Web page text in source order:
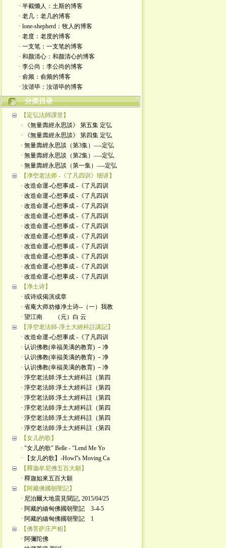
· 半截懒人：土斯的博客
· 老几：老几的博客
· lone-shepherd：牧人的博客
· 老度：老度的博客
· 一支笔：一支笔的博客
· 和颜清心：和颜清心的博客
· 李公尚：李公尚的博客
· 俞频：俞频的博客
· 汝谐毕：汝谐毕的博客
分类目录
【定弘法師課堂】
· 《無量壽經永思談》 第五集 定弘
· 《無量壽經永思談》 第四集 定弘
· 無量壽經永思談（第3集）—-定弘
· 無量壽經永思談（第2集）—-定弘
· 無量壽經永思談（第一集）—-定弘
【净空老法师 -《了凡四训》细讲】
· 改造命運-心想事成 -《了凡四训
· 改造命運-心想事成 -《了凡四训
· 改造命運-心想事成 -《了凡四训
· 改造命運-心想事成 -《了凡四训
· 改造命運-心想事成 -《了凡四训
· 改造命運-心想事成 -《了凡四训
· 改造命運-心想事成 -《了凡四训
· 改造命運-心想事成 -《了凡四训
· 改造命運-心想事成 -《了凡四训
· 改造命運-心想事成 -《了凡四训
【净土诗】
· 或诗或偈演成章
· 省庵大师劝修净土诗--（一）我教
· 望江南 （元）白 云
【淨空老法師-淨土大經科註講記】
· 改造命運-心想事成 -《了凡四训
· 认识佛教(幸福美满的教育) －净
· 认识佛教(幸福美满的教育) －净
· 认识佛教(幸福美满的教育) －净
· 淨空老法師:淨土大經科註（第四
· 淨空老法師:淨土大經科註（第四
· 淨空老法師:淨土大經科註（第四
· 淨空老法師:淨土大經科註（第四
· 淨空老法師:淨土大經科註（第四
· 淨空老法師:淨土大經科註（第四
【女儿的歌】
· "女儿的歌" Belle - "Lend Me Yo
· 【女儿的歌】-Howl''s Moving Ca
【釋迦牟尼佛五百大願】
· 釋迦如來五百大願
【阿藏佛國朝聖記】
· 尼泊爾大地震見聞記, 2015/04/25
· 阿藏的緬甸佛國朝聖記 3-4-5
· 阿藏的緬甸佛國朝聖記 1
【佛菩萨庄严相】
· 阿彌陀佛